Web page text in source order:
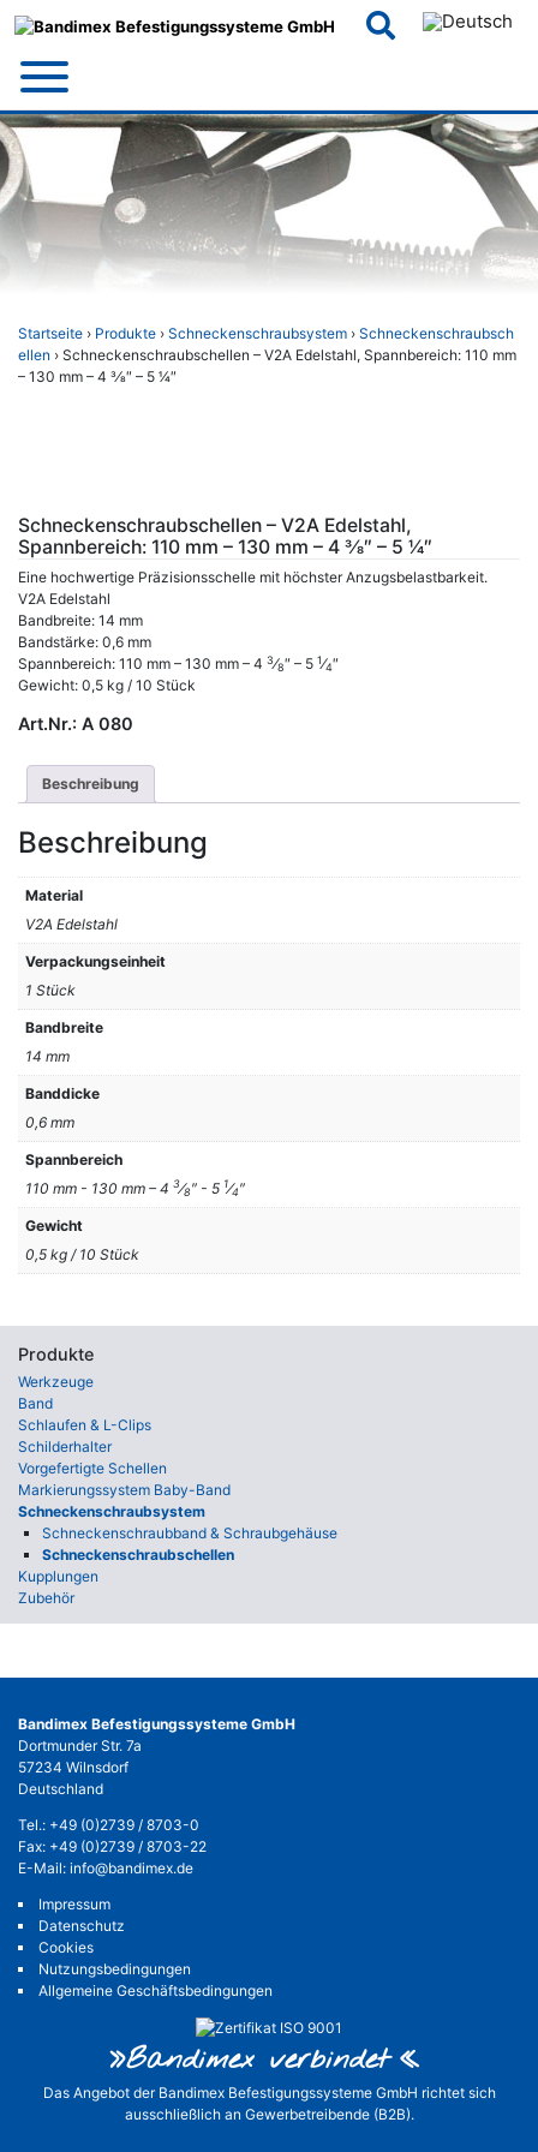
Startseite › Produkte › Schneckenschraubsystem › Schneckenschraubsch
ellen › Schneckenschraubschellen – V2A Edelstahl, Spannbereich: 110 mm
– 130 mm – 4 3⁄8″ – 5 1⁄4″
Schneckenschraubschellen – V2A Edelstahl,
Spannbereich: 110 mm – 130 mm – 4 3⁄8″ – 5 1⁄4″
Eine hochwertige Präzisionsschelle mit höchster Anzugsbelastbarkeit.
V2A Edelstahl
Bandbreite: 14 mm
Bandstärke: 0,6 mm
Spannbereich: 110 mm – 130 mm – 4 3⁄8″ – 5 1⁄4″
Gewicht: 0,5 kg / 10 Stück
Art.Nr.: A 080
Beschreibung
Beschreibung
Material
V2A Edelstahl
Verpackungseinheit
1 Stück
Bandbreite
14 mm
Banddicke
0,6 mm
Spannbereich
110 mm - 130 mm – 4 3⁄8″ - 5 1⁄4″
Gewicht
0,5 kg / 10 Stück
Produkte
Werkzeuge
Band
Schlaufen & L-Clips
Schilderhalter
Vorgefertigte Schellen
Markierungssystem Baby-Band
Schneckenschraubsystem
Schnecken­schraub­band & Schraub­gehäuse
Schneckenschraubschellen
Kupplungen
Zubehör
Bandimex Befestigungssysteme GmbH
Dortmunder Str. 7a
57234 Wilnsdorf
Deutschland
Tel.: +49 (0)2739 / 8703-0
Fax: +49 (0)2739 / 8703-22
E-Mail: info@bandimex.de
Impressum
Datenschutz
Cookies
Nutzungsbedingungen
Allgemeine Geschäftsbedingungen
»Bandimex verbindet«
Das Angebot der Bandimex Befestigungssysteme GmbH richtet sich
ausschließlich an Gewerbetreibende (B2B).